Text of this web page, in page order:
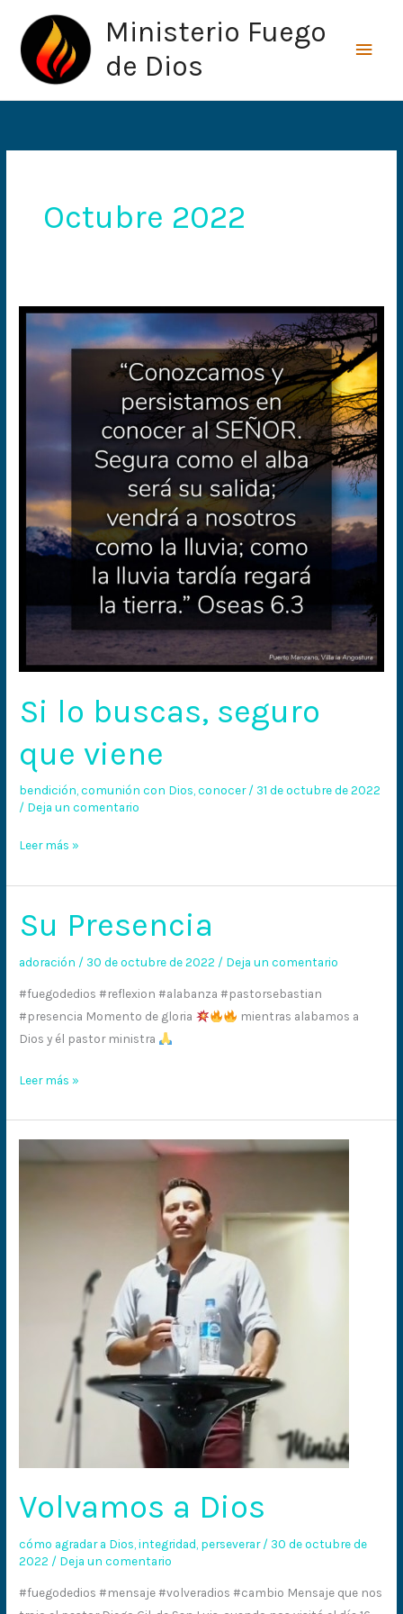
contenido
Ministerio Fuego
de Dios
Octubre 2022
Si lo buscas, seguro
que viene
bendición ,comunión con Dios ,conocer/ 31 de octubre de 2022
/ Deja un comentario
Si
buscas,
seguro
Leer más »
Su Presencia
adoración / 30 de octubre de 2022 / Deja un comentario
#fuegodedios #reflexion #alabanza #pastorsebastian
#presencia Momento de gloria
mientras alabamos a
Dios y él pastor ministra
Su
Presencia
Leer más »
Volvamos a Dios
cómo agradar a Dios ,integridad perseverar/ 30 de octubre de
2022 / Deja un comentario
#fuegodedios #mensaje #volveradios #cambio Mensaje que nos